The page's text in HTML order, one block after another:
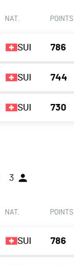
NAT. POINTS
SUI 786
SUI 744
SUI 730
3
NAT. POINTS
SUI 786